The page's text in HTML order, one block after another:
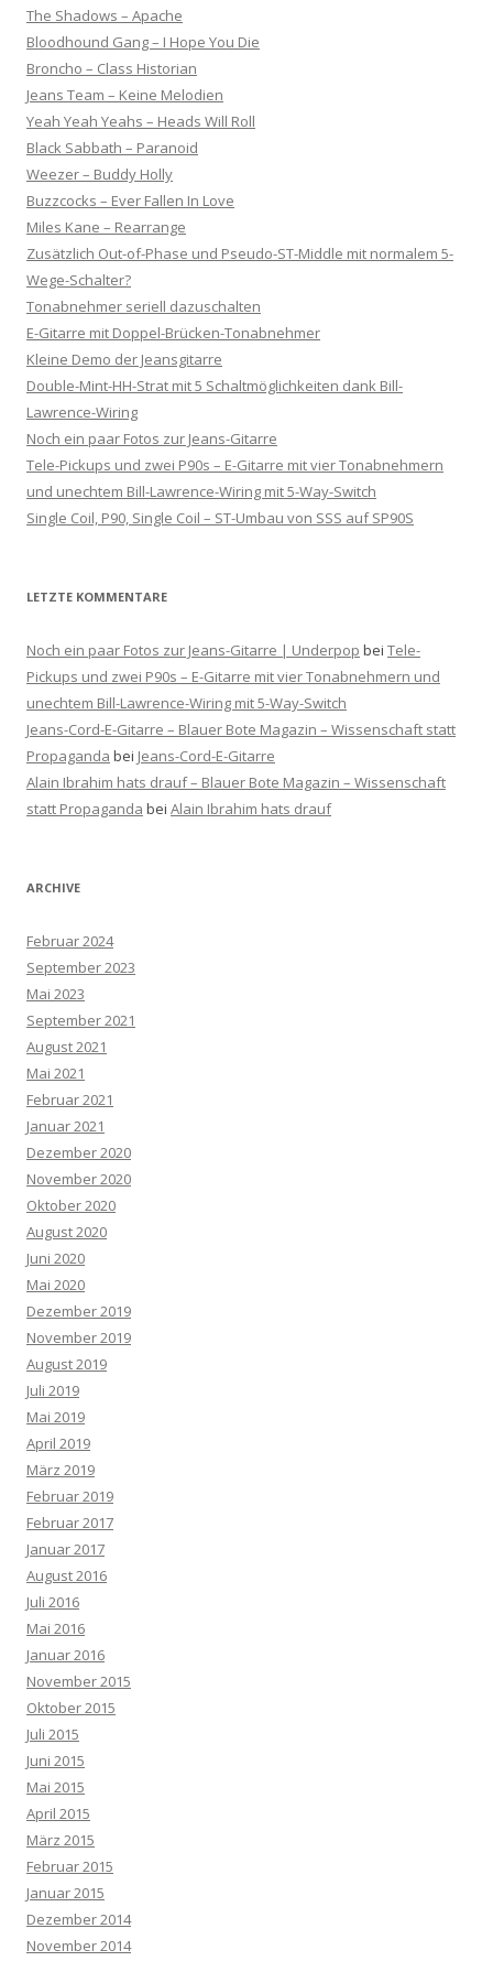
The Shadows – Apache
Bloodhound Gang – I Hope You Die
Broncho – Class Historian
Jeans Team – Keine Melodien
Yeah Yeah Yeahs – Heads Will Roll
Black Sabbath – Paranoid
Weezer – Buddy Holly
Buzzcocks – Ever Fallen In Love
Miles Kane – Rearrange
Zusätzlich Out-of-Phase und Pseudo-ST-Middle mit normalem 5-
Wege-Schalter?
Tonabnehmer seriell dazuschalten
E-Gitarre mit Doppel-Brücken-Tonabnehmer
Kleine Demo der Jeansgitarre
Double-Mint-HH-Strat mit 5 Schaltmöglichkeiten dank Bill-
Lawrence-Wiring
Noch ein paar Fotos zur Jeans-Gitarre
Tele-Pickups und zwei P90s – E-Gitarre mit vier Tonabnehmern
und unechtem Bill-Lawrence-Wiring mit 5-Way-Switch
Single Coil, P90, Single Coil – ST-Umbau von SSS auf SP90S
LETZTE KOMMENTARE
Noch ein paar Fotos zur Jeans-Gitarre | Underpop bei Tele-
Pickups und zwei P90s – E-Gitarre mit vier Tonabnehmern und
unechtem Bill-Lawrence-Wiring mit 5-Way-Switch
Jeans-Cord-E-Gitarre – Blauer Bote Magazin – Wissenschaft statt
Propaganda bei Jeans-Cord-E-Gitarre
Alain Ibrahim hats drauf – Blauer Bote Magazin – Wissenschaft
statt Propaganda bei Alain Ibrahim hats drauf
ARCHIVE
Februar 2024
September 2023
Mai 2023
September 2021
August 2021
Mai 2021
Februar 2021
Januar 2021
Dezember 2020
November 2020
Oktober 2020
August 2020
Juni 2020
Mai 2020
Dezember 2019
November 2019
August 2019
Juli 2019
Mai 2019
April 2019
März 2019
Februar 2019
Februar 2017
Januar 2017
August 2016
Juli 2016
Mai 2016
Januar 2016
November 2015
Oktober 2015
Juli 2015
Juni 2015
Mai 2015
April 2015
März 2015
Februar 2015
Januar 2015
Dezember 2014
November 2014